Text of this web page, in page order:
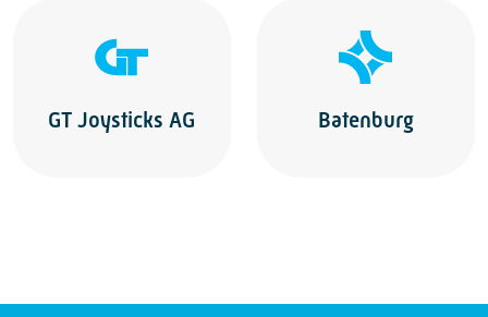
GT Joysticks AG Batenburg